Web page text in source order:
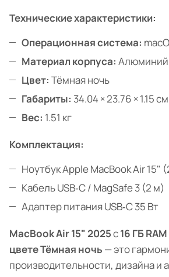
Технические характеристики:
Операционная система:
Материал корпуса: Алюминий
Цвет: Тёмная ночь
Габариты: 34.04 × 23.76 × 1.15 см
Вес: 1.51 кг
Комплектация:
Ноутбук Apple MacBook Air 15"
Кабель USB‑C / MagSafe 3 (2 м)
Адаптер питания USB‑C 35 Вт
MacBook Air 15" 2025с16 ГБ RAM
цвете Тёмная ночь — это
производительности, дизайна и